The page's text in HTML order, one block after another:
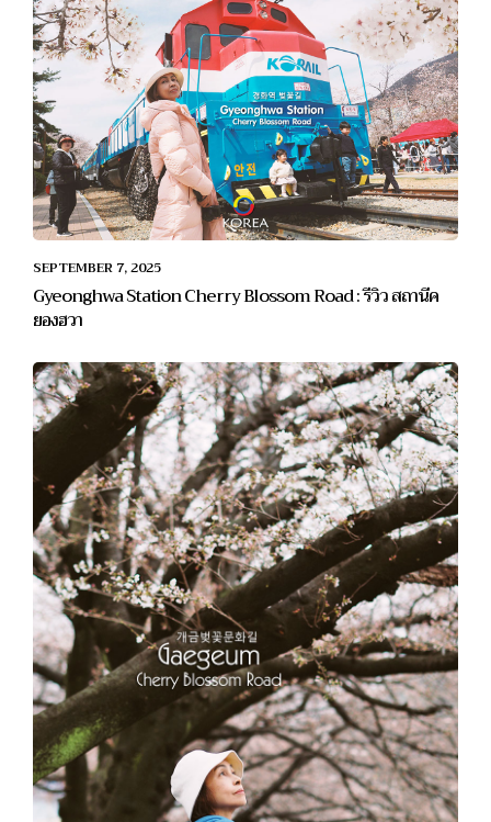
SEPTEMBER 7, 2025
Gyeonghwa Station Cherry Blossom Road : รีวิว สถานีค
ยองฮวา